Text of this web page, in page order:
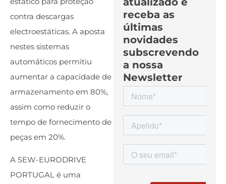
contra descargas
electroestáticas. A aposta
nestes sistemas
automáticos permitiu
aumentar a capacidade de
armazenamento em 80%,
assim como reduzir o
tempo de fornecimento de
peças em 20%.
A SEW-EURODRIVE
PORTUGAL é uma
receba as
últimas
novidades
subscrevendo
a nossa
Newsletter